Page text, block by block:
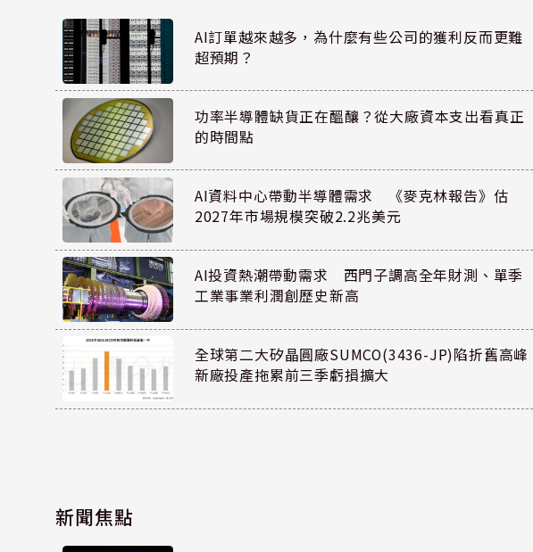
AI訂單越來越多，為什麼有些公司的獲利反而更難
超預期？
功率半導體缺貨正在醞釀？從大廠資本支出看真正
的時間點
AI資料中心帶動半導體需求 《麥克林報告》估
2027年市場規模突破2.2兆美元
AI投資熱潮帶動需求 西門子調高全年財測、單季
工業事業利潤創歷史新高
全球第二大矽晶圓廠SUMCO(3436-JP)陷折舊高峰
新廠投產拖累前三季虧損擴大
新聞焦點